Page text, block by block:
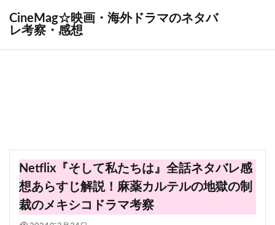
CineMag☆映画・海外ドラマのネタバ
レ考察・感想
Netflix『そして私たちは』全話ネタバレ感
想あらすじ解説！麻薬カルテルの地獄の制
裁のメキシコドラマ考察